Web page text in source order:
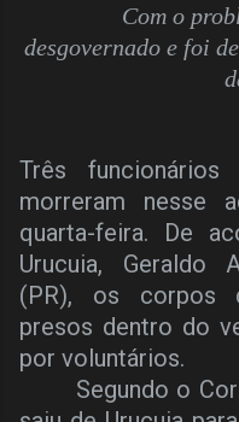
Com o
desgovernado e foi
Três
morreram nesse
quarta-feira. De
Urucuia, Geraldo
(PR), os corpos
presos dentro do
por voluntários.
Segundo o